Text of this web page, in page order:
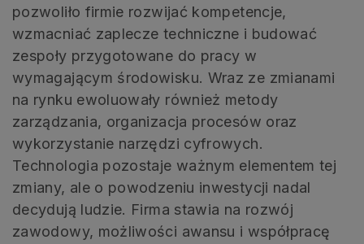
pozwoliło firmie rozwijać kompetencje,
wzmacniać zaplecze techniczne i budować
zespoły przygotowane do pracy w
wymagającym środowisku. Wraz ze zmianami
na rynku ewoluowały również metody
zarządzania, organizacja procesów oraz
wykorzystanie narzędzi cyfrowych.
Technologia pozostaje ważnym elementem tej
zmiany, ale o powodzeniu inwestycji nadal
decydują ludzie. Firma stawia na rozwój
zawodowy, możliwości awansu i współpracę